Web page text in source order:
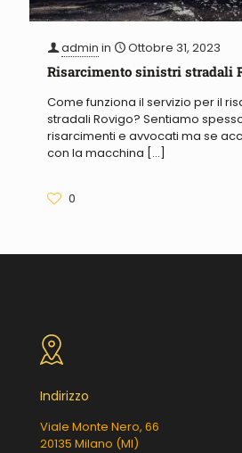
admin in Ottobre 31, 2023
Risarcimento sinistri stradali
Come funziona il servizio per il
stradali Rovigo? Sentiamo
risarcimenti e avvocati ma se
con la macchina […]
0
Indirizzo
Viale Monte Nero, 66
20135 Milano (MI)